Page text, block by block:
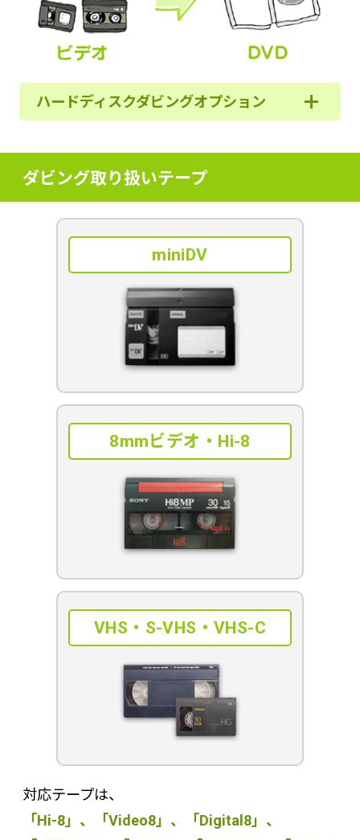
ハードディスクダビングオプション
ダビング取り扱いテープ
miniDV
8mmビデオ・Hi-8
VHS・S-VHS・VHS-C
対応テープは、
「Hi-8」、「Video8」、「Digital8」、